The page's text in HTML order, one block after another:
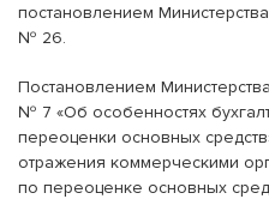
постановлением
№ 26.
Постановлением
№ 7 «Об особенностях
переоценки основных
отражения коммерческими
по переоценке основных